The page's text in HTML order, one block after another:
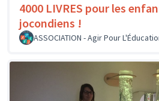
4000 LIVRES pour les
jocondiens !
ASSOCIATION - Agir Pour